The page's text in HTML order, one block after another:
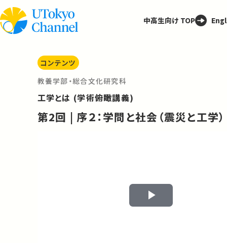
中高生向け TOP
コンテンツ
教養学部・総合文化研究科
工学とは (学術俯瞰講義)
第2回 | 序２：学問と社会（震災と工学）
Play